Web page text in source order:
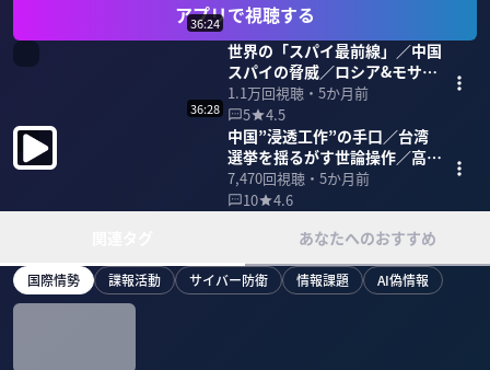
アプリで視聴する
36:24
世界の「スパイ最前線」／中国
スパイの脅威／ロシア&モサド
の暗殺術
1.1万回視聴・ 5か月前
5
4.5
36:28
中国”浸透工作”の手口／台湾
選挙を揺るがす世論操作／高市
政権で日本にスパイ機関誕生か
7,470回視聴・ 5か月前
10
4.6
あなたへのおすすめ
国際情勢 諜報活動 サイバー防衛 情報課題 AI偽情報